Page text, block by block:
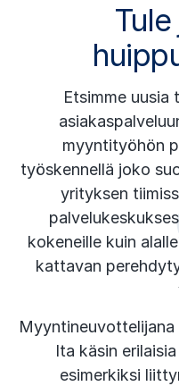
Etsimme uusia
myyntityöhön
työskennellä joko
yrityksen
kokeneille kuin
kattavan
lta käsin
esimerkiksi